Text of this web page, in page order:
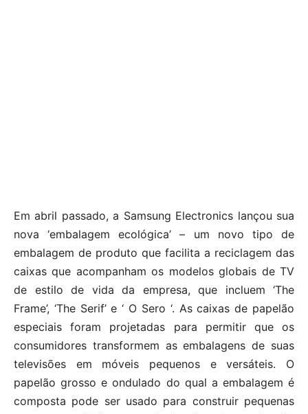
Em abril passado, a Samsung Electronics lançou sua
nova ‘embalagem ecológica’ – um novo tipo de
embalagem de produto que facilita a reciclagem das
caixas que acompanham os modelos globais de TV
de estilo de vida da empresa, que incluem ‘The
Frame’, ‘The Serif’ e ‘ O Sero ‘. As caixas de papelão
especiais foram projetadas para permitir que os
consumidores transformem as embalagens de suas
televisões em móveis pequenos e versáteis. O
papelão grosso e ondulado do qual a embalagem é
composta pode ser usado para construir pequenas